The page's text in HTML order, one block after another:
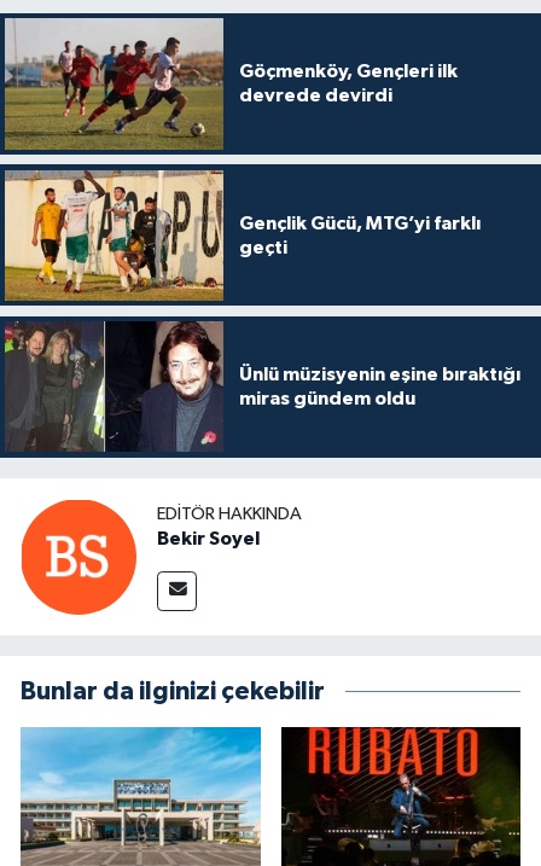
Göçmenköy, Gençleri ilk
devrede devirdi
Gençlik Gücü, MTG’yi farklı
geçti
Ünlü müzisyenin eşine bıraktığı
miras gündem oldu
EDITÖR HAKKINDA
Bekir Soyel
Bunlar da ilginizi çekebilir